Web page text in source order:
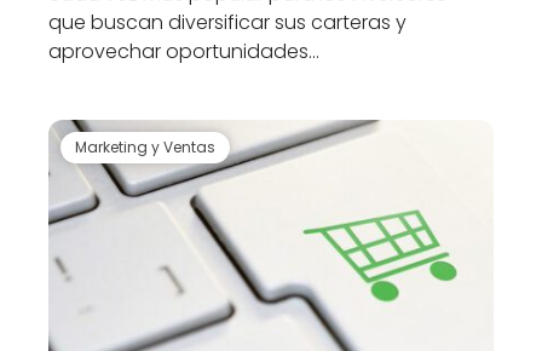
que buscan diversificar sus carteras y
aprovechar oportunidades…
Marketing y Ventas